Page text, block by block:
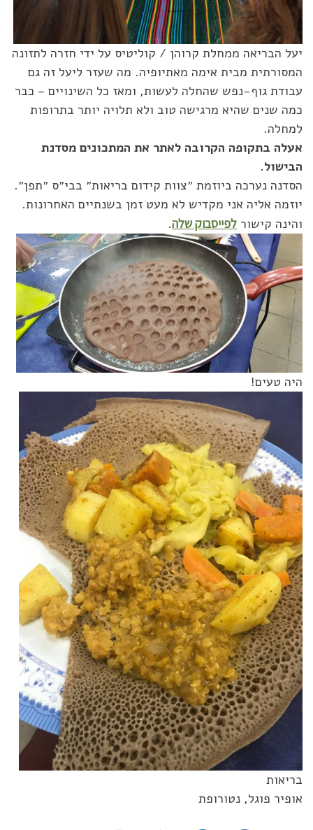
יעל הבריאה ממחלת קרוהן / קוליטיס על ידי חזרה לתזונה
המסורתית מבית אימה מאתיופיה. מה שעזר ליעל זה גם
עבודת גוף-נפש שהחלה לעשות, ומאז כל השינויים – כבר
כמה שנים שהיא מרגישה טוב ולא תלויה יותר בתרופות
למחלה.
אעלה בתקופה הקרובה לאתר את המתכונים מסדנת
הבישול.
הסדנה נערכה ביוזמת ״צוות קידום בריאות״ בבי״ס ״תפן״.
יוזמה אליה אני מקדיש לא מעט זמן בשנתיים האחרונות.
והינה קישור לפייסבוק שלה.
היה טעים!
בריאות
אופיר פוגל, נטורופת